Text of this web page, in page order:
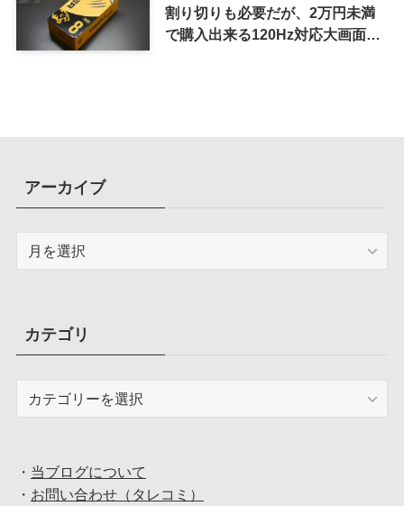
割り切りも必要だが、2万円未満
で購入出来る120Hz対応大画面ス
アーカイブ
ブカテゴリ
・ 当ブログについて
・ お問い合わせ（タレコミ）